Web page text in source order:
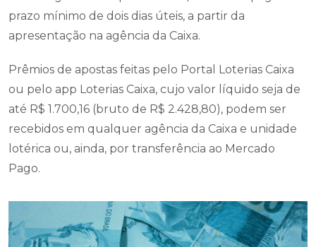
prazo mínimo de dois dias úteis, a partir da
apresentação na agência da Caixa.
Prêmios de apostas feitas pelo Portal Loterias Caixa
ou pelo app Loterias Caixa, cujo valor líquido seja de
até R$ 1.700,16 (bruto de R$ 2.428,80), podem ser
recebidos em qualquer agência da Caixa e unidade
lotérica ou, ainda, por transferência ao Mercado
Pago.